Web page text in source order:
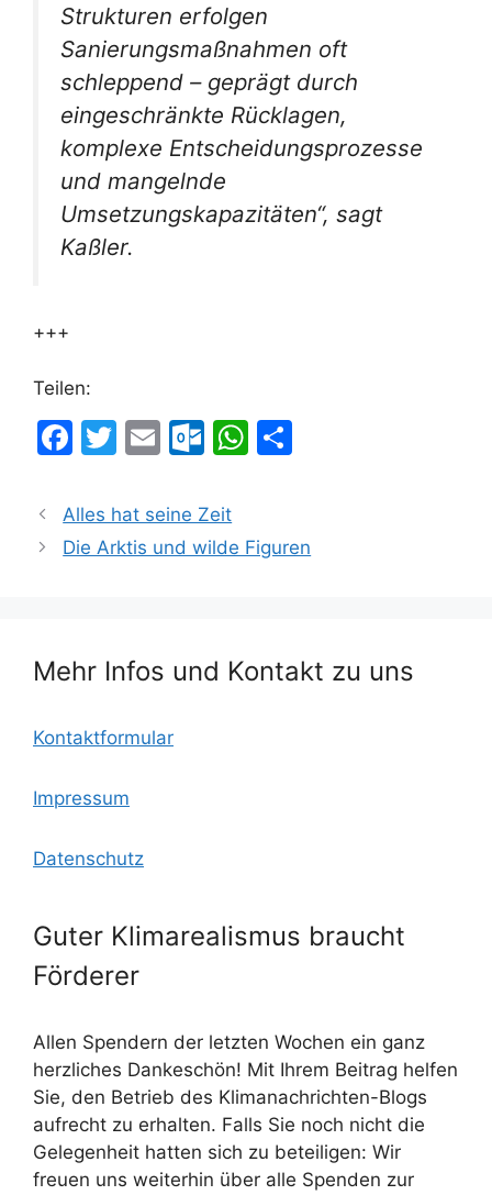
Strukturen erfolgen
Sanierungsmaßnahmen oft
schleppend – geprägt durch
eingeschränkte Rücklagen,
komplexe Entscheidungsprozesse
und mangelnde
Umsetzungskapazitäten“, sagt
Kaßler.
+++
Teilen:
F
c
e
k
T
itt
er
E
ai
l
O
lo
o
m
W
s n
Alles hat seine Zeit
Die Arktis und wilde Figuren
Mehr Infos und Kontakt zu uns
Kontaktformular
Impressum
Datenschutz
Guter Klimarealismus braucht
Förderer
Allen Spendern der letzten Wochen ein ganz
herzliches Dankeschön! Mit Ihrem Beitrag helfen
Sie, den Betrieb des Klimanachrichten-Blogs
aufrecht zu erhalten. Falls Sie noch nicht die
Gelegenheit hatten sich zu beteiligen: Wir
freuen uns weiterhin über alle Spenden zur